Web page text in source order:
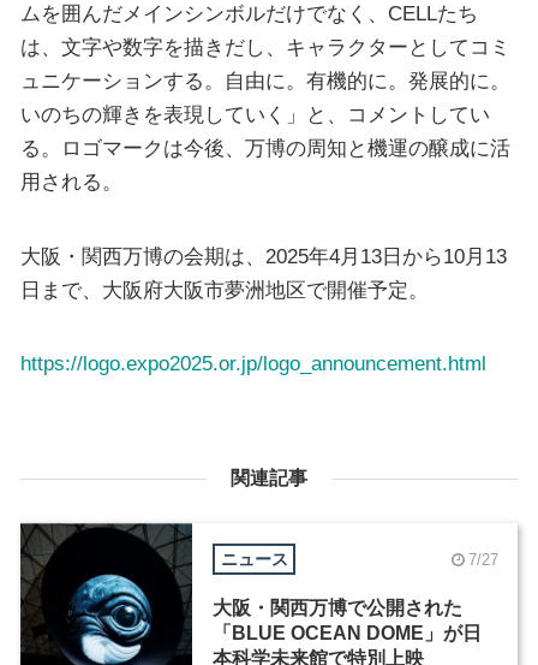
ムを囲んだメインシンボルだけでなく、CELLたち
は、文字や数字を描きだし、キャラクターとしてコミ
ュニケーションする。自由に。有機的に。発展的に。
いのちの輝きを表現していく」と、コメントしてい
る。ロゴマークは今後、万博の周知と機運の醸成に活
用される。
大阪・関西万博の会期は、2025年4月13日から10月13
日まで、大阪府大阪市夢洲地区で開催予定。
https://logo.expo2025.or.jp/logo_announcement.html
関連記事
ニュース 7/27
大阪・関西万博で公開された
「BLUE OCEAN DOME」が日
本科学未来館で特別上映